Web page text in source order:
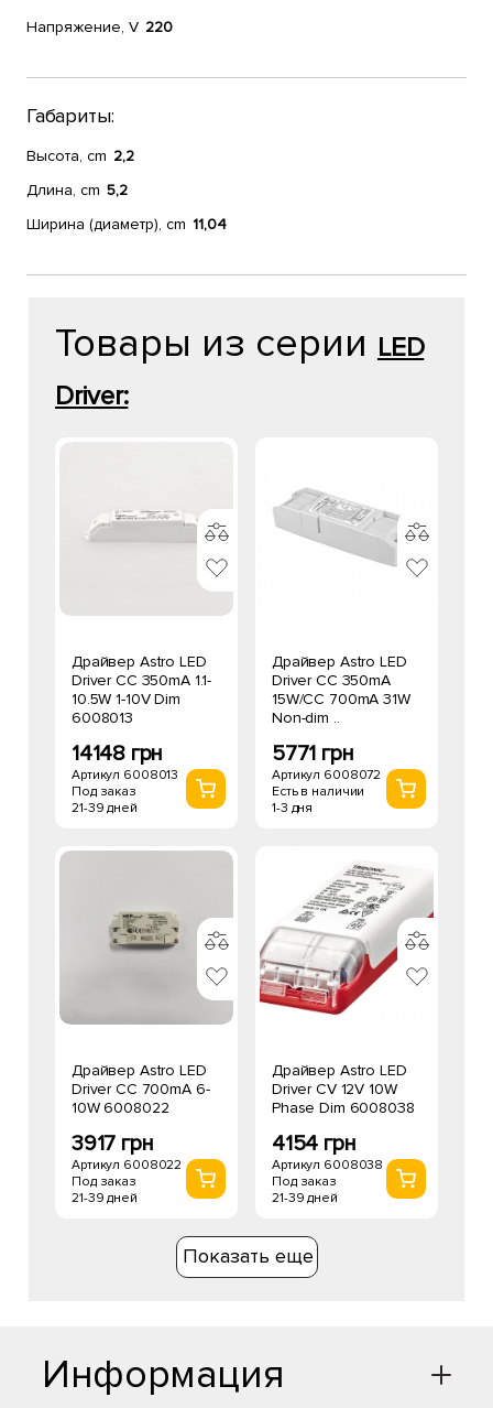
Напряжение, V 220
Габариты:
Высота, cm 2,2
Длина, cm 5,2
Ширина (диаметр), cm 11,04
Товары из серии LED
Driver:
Драйвер Astro LED
Driver CC 350mA 1.1-
10.5W 1-10V Dim
6008013
14148 грн
Артикул 6008013
Под заказ
21-39 дней
Драйвер Astro LED
Driver CC 350mA
15W/CC 700mA 31W
Non-dim ..
5771 грн
Артикул 6008072
Есть в наличии
1-3 дня
Драйвер Astro LED
Driver CC 700mA 6-
10W 6008022
3917 грн
Артикул 6008022
Под заказ
21-39 дней
Драйвер Astro LED
Driver CV 12V 10W
Phase Dim 6008038
4154 грн
Артикул 6008038
Под заказ
21-39 дней
Показать еще
Информация